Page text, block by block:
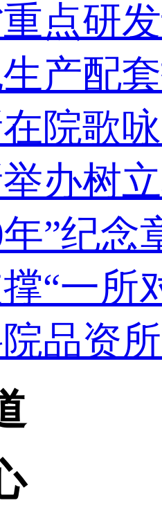
点研
产配
院歌
办树
”纪念
“一
品资